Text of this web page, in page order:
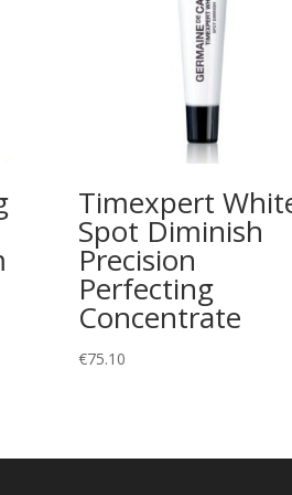
Timexpert
Spot Diminish
Precision
Perfecting
Concentrate
€75.10